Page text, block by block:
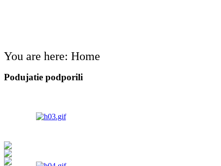
You are here: Home
Podujatie podporili